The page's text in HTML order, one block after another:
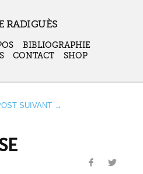
RADIGUÈS
BIBLIOGRAPHIE
CONTACT SHOP
SUIVANT →